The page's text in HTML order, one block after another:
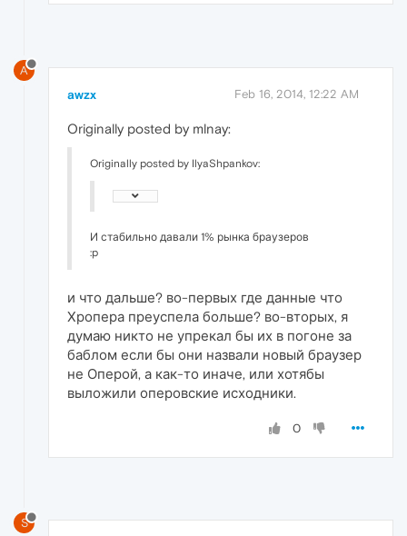
A
awzx Feb 16, 2014, 12:22 AM
Originally posted by mlnay:
Originally posted by IlyaShpankov:
И стабильно давали 1% рынка браузеров
:p
и что дальше? во-первых где данные что
Хропера преуспела больше? во-вторых, я
думаю никто не упрекал бы их в погоне за
баблом если бы они назвали новый браузер
не Оперой, а как-то иначе, или хотябы
выложили оперовские исходники.
0
S